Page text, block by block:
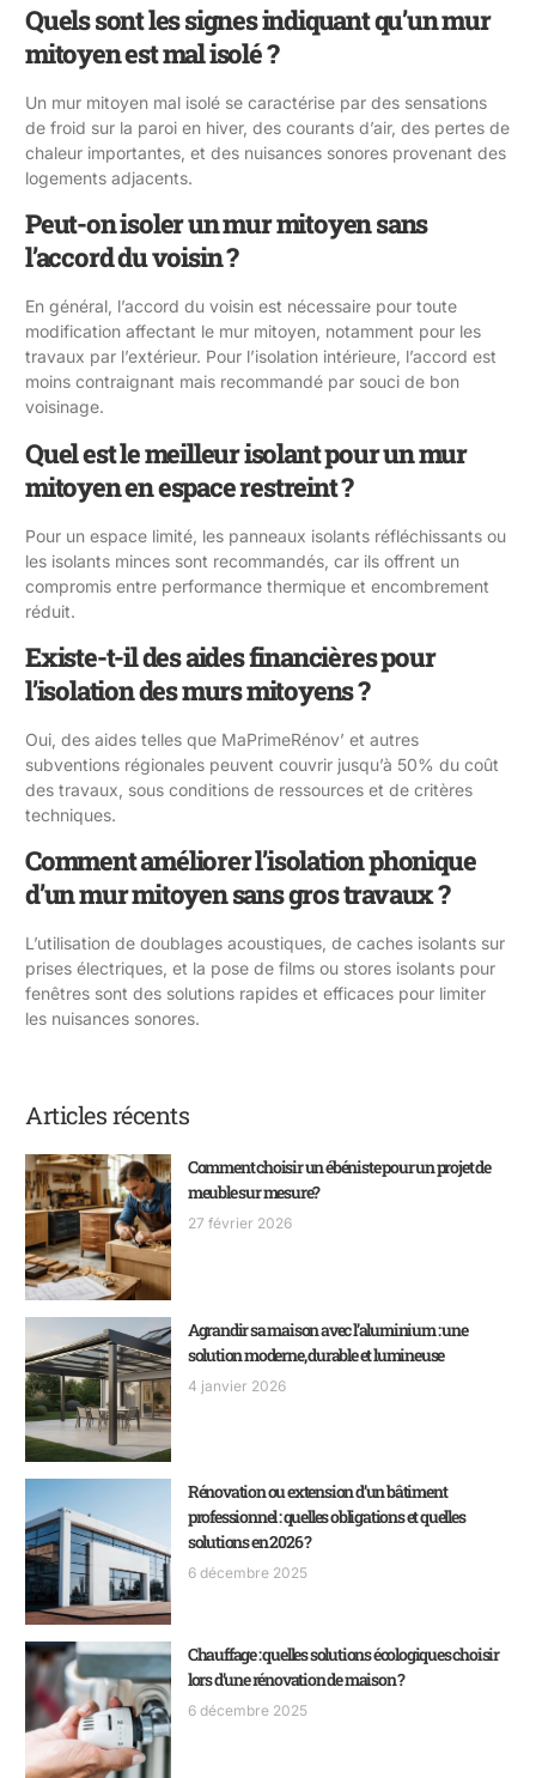
Quels sont les signes indiquant qu’un mur
mitoyen est mal isolé ?
Un mur mitoyen mal isolé se caractérise par des sensations
de froid sur la paroi en hiver, des courants d’air, des pertes de
chaleur importantes, et des nuisances sonores provenant des
logements adjacents.
Peut-on isoler un mur mitoyen sans
l’accord du voisin ?
En général, l’accord du voisin est nécessaire pour toute
modification affectant le mur mitoyen, notamment pour les
travaux par l’extérieur. Pour l’isolation intérieure, l’accord est
moins contraignant mais recommandé par souci de bon
voisinage.
Quel est le meilleur isolant pour un mur
mitoyen en espace restreint ?
Pour un espace limité, les panneaux isolants réfléchissants ou
les isolants minces sont recommandés, car ils offrent un
compromis entre performance thermique et encombrement
réduit.
Existe-t-il des aides financières pour
l’isolation des murs mitoyens ?
Oui, des aides telles que MaPrimeRénov’ et autres
subventions régionales peuvent couvrir jusqu’à 50% du coût
des travaux, sous conditions de ressources et de critères
techniques.
Comment améliorer l’isolation phonique
d’un mur mitoyen sans gros travaux ?
L’utilisation de doublages acoustiques, de caches isolants sur
prises électriques, et la pose de films ou stores isolants pour
fenêtres sont des solutions rapides et efficaces pour limiter
les nuisances sonores.
Articles récents
Comment choisir un ébéniste pour un projet de
meuble sur mesure?
27 février 2026
Agrandir sa maison avec l’aluminium : une
solution moderne, durable et lumineuse
4 janvier 2026
Rénovation ou extension d’un bâtiment
professionnel : quelles obligations et quelles
solutions en 2026 ?
6 décembre 2025
Chauffage : quelles solutions écologiques choisir
lors d’une rénovation de maison ?
6 décembre 2025